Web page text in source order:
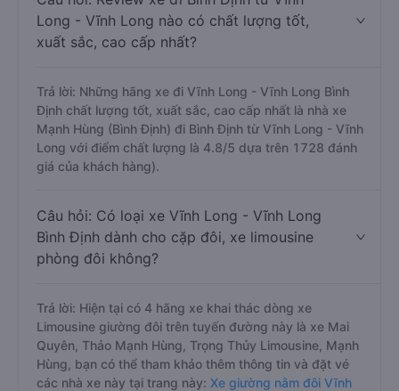
Long - Vĩnh Long nào có chất lượng tốt,
xuất sắc, cao cấp nhất?
Trả lời: Những hãng xe đi Vĩnh Long - Vĩnh Long Bình
Định chất lượng tốt, xuất sắc, cao cấp nhất là nhà xe
Mạnh Hùng (Bình Định) đi Bình Định từ Vĩnh Long - Vĩnh
Long với điểm chất lượng là 4.8/5 dựa trên 1728 đánh
giá của khách hàng).
Câu hỏi: Có loại xe Vĩnh Long - Vĩnh Long
Bình Định dành cho cặp đôi, xe limousine
phòng đôi không?
Trả lời: Hiện tại có 4 hãng xe khai thác dòng xe
Limousine giường đôi trên tuyến đường này là xe Mai
Quyên, Thảo Mạnh Hùng, Trọng Thủy Limousine, Mạnh
Hùng, bạn có thể tham khảo thêm thông tin và đặt vé
các nhà xe này tại trang này: Xe giường nằm đôi Vĩnh